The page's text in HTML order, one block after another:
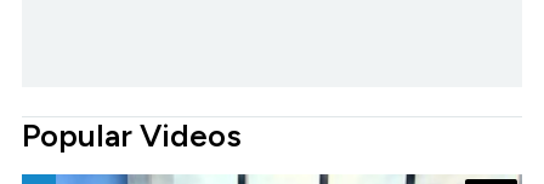
Popular Videos